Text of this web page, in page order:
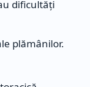
dificultăți
plămânilor.